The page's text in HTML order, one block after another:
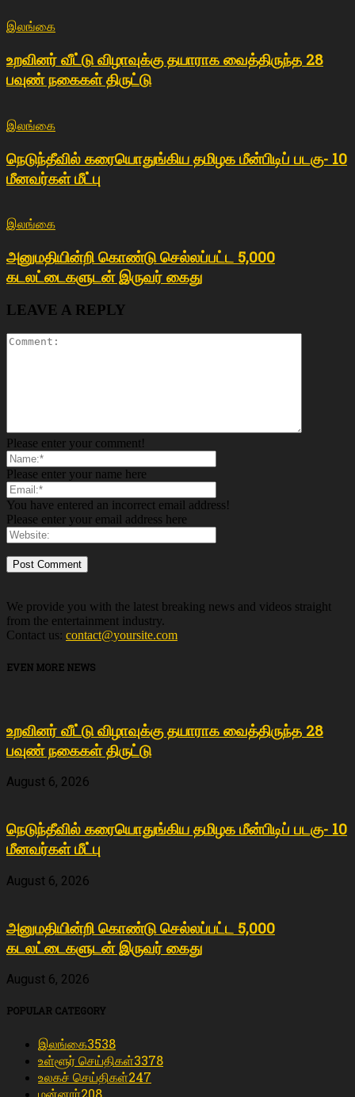
இலங்கை
உறவினர் வீட்டு விழாவுக்கு தயாராக வைத்திருந்த 28
பவுண் நகைகள் திருட்டு
இலங்கை
நெடுந்தீவில் கரையொதுங்கிய தமிழக மீன்பிடிப் படகு- 10
மீனவர்கள் மீட்பு
இலங்கை
அனுமதியின்றி கொண்டு செல்லப்பட்ட 5,000
கடலட்டைகளுடன் இருவர் கைது
LEAVE A REPLY
Please enter your comment!
Please enter your name here
You have entered an incorrect email address!
Please enter your email address here
We provide you with the latest breaking news and videos straight
from the entertainment industry.
Contact us: contact@yoursite.com
EVEN MORE NEWS
உறவினர் வீட்டு விழாவுக்கு தயாராக வைத்திருந்த 28
பவுண் நகைகள் திருட்டு
August 6, 2026
நெடுந்தீவில் கரையொதுங்கிய தமிழக மீன்பிடிப் படகு- 10
மீனவர்கள் மீட்பு
August 6, 2026
அனுமதியின்றி கொண்டு செல்லப்பட்ட 5,000
கடலட்டைகளுடன் இருவர் கைது
August 6, 2026
POPULAR CATEGORY
இலங்கை3538
உள்ளூர் செய்திகள்3378
உலகச் செய்திகள்247
மன்னார்208